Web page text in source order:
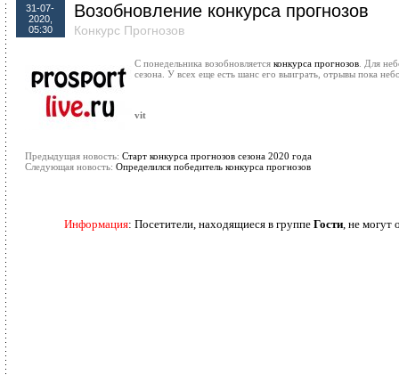
31-07-
2020,
05:30
Возобновление конкурса прогнозов
Конкурс Прогнозов
С понедельника возобновляется конкурса прогнозов . Для
сезона. У всех еще есть шанс его выиграть, отрывы пока
vit
Предыдущая новость: Старт конкурса прогнозов сезона 2020 года
Следующая новость: Определился победитель конкурса прогнозов
Информация: Посетители, находящиеся в группе Гости, не могут